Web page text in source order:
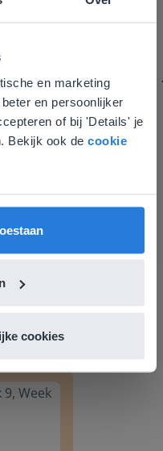
en marketing
en persoonlijker
of bij 'Details' je
Bekijk ook de cookie
cookies
als de
te geven.
en extra
voorbij.
!
niet
dat je misschien
gaat. Hier
Vlaanderen